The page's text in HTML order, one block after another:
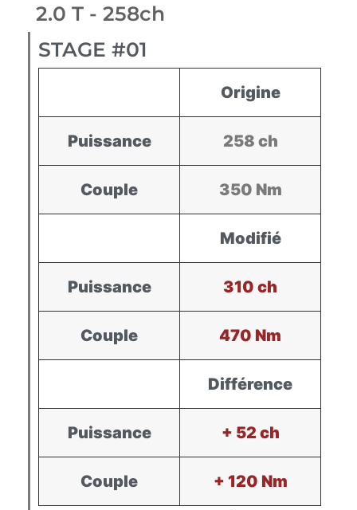
2.0 T - 258ch
STAGE #01
Origine
Puissance 258 ch
Couple 350 Nm
Modifié
Puissance 310 ch
Couple 470 Nm
Différence
Puissance + 52 ch
Couple + 120 Nm